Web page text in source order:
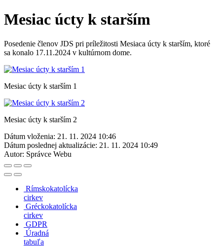
Mesiac úcty k starším
Posedenie členov JDS pri príležitosti Mesiaca úcty k starším, ktoré
sa konalo 17.11.2024 v kultúrnom dome.
Mesiac úcty k starším 1
Mesiac úcty k starším 2
Dátum vloženia: 21. 11. 2024 10:46
Dátum poslednej aktualizácie: 21. 11. 2024 10:49
Autor: Správce Webu
Rímskokatolícka
cirkev
Gréckokatolícka
cirkev
GDPR
Úradná
tabuľa